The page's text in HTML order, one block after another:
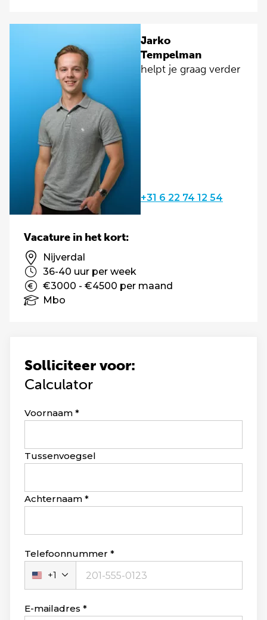
Jarko
Tempelman
helpt je graag verder
+31 6 22 74 12 54
Solliciteer voor:
Calculator
Leave
blank
Voornaam
Tussenvoegsel
Achternaam
Telefoonnummer
Verenigde
Staten
+1
+1
E-mailadres
Vacature in het kort:
Nijverdal
36-40 uur per week
€3000 - €4500 per maand
Mbo